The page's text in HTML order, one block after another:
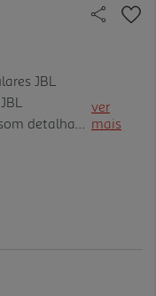
JBL
detalhado
de audição
disso pode
e ainda
ver
mais